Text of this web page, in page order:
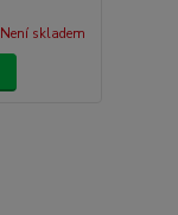
Není skladem